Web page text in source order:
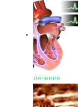
лечение